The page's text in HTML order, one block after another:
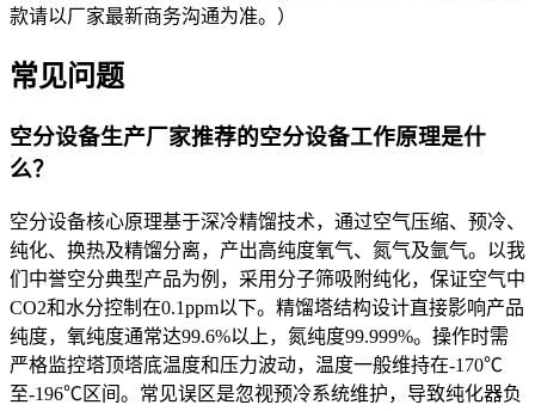
款请以厂家最新商务沟通为准。）
常见问题
空分设备生产厂家推荐的空分设备工作原理是什
么？
空分设备核心原理基于深冷精馏技术，通过空气压缩、预冷、
纯化、换热及精馏分离，产出高纯度氧气、氮气及氩气。以我
们中誉空分典型产品为例，采用分子筛吸附纯化，保证空气中
CO2和水分控制在0.1ppm以下。精馏塔结构设计直接影响产品
纯度，氧纯度通常达99.6%以上，氮纯度99.999%。操作时需
严格监控塔顶塔底温度和压力波动，温度一般维持在-170℃
至-196℃区间。常见误区是忽视预冷系统维护，导致纯化器负